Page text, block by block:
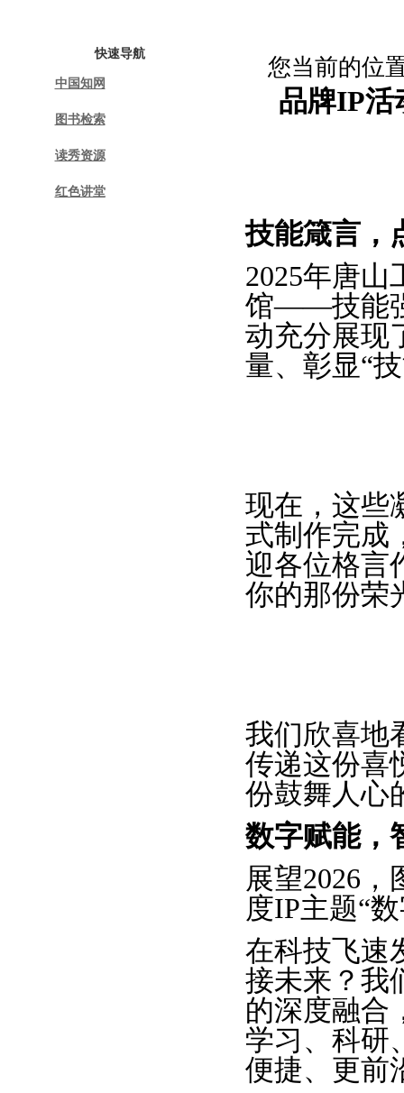
快速导航
中国知网
图书检索
读秀资源
红色讲堂
您当前的位
品牌IP活
技能箴言，
2025年唐山
馆——技能
动充分展现
量、彰显“
现在，这些
式制作完成
迎各位格言
你的那份荣
我们欣喜地
传递这份喜
份鼓舞人心
数字赋能，
展望2026
度IP主题“
在科技飞速
接未来？我
的深度融合
学习、科研
便捷、更前